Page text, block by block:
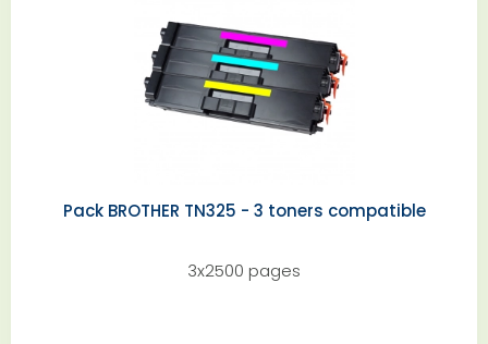
Pack BROTHER TN325 - 3 toners compatible
3x2500 pages